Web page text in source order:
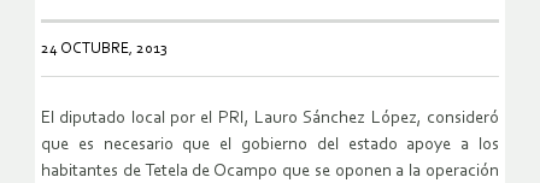
24 OCTUBRE, 2013
El diputado local por el PRI, Lauro Sánchez López, consideró
que es necesario que el gobierno del estado apoye a los
habitantes de Tetela de Ocampo que se oponen a la operación